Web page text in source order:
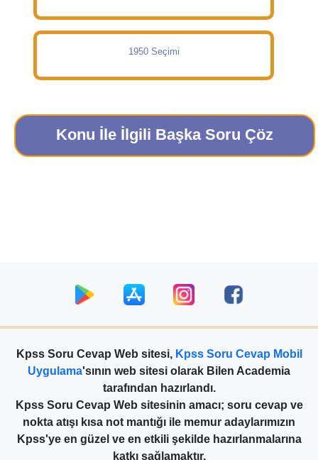
1950 Seçimi
Konu İle İlgili Başka Soru Çöz
Kpss Soru Cevap Web sitesi, Kpss Soru Cevap Mobil
Uygulama'sının web sitesi olarak Bilen Academia
tarafından hazırlandı.
Kpss Soru Cevap Web sitesinin amacı; soru cevap ve
nokta atışı kısa not mantığı ile memur adaylarımızın
Kpss'ye en güzel ve en etkili şekilde hazırlanmalarına
katkı sağlamaktır.